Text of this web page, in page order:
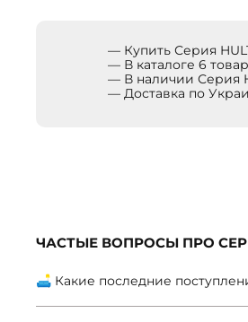
— Купить Серия
— В каталоге 6
— В наличии Серия
— Доставка по
ЧАСТЫЕ ВОПРОСЫ ПРО
🛋 Какие последние